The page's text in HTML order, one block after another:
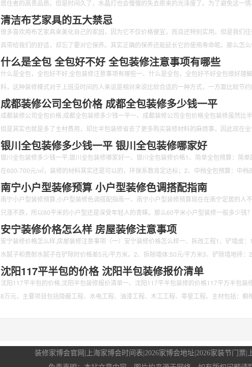
居住者的高贵品质。但是时间久了，水晶灯也会慢慢的失去原来的光泽度了。为了避免这一情
们应该对其定期的清洁。那么如何清洁水晶灯呢？又有哪些步骤呢？下面跟随小编一起来看一
清洁布艺家具的五大禁忌
很多喜欢用布艺家具来美化自己的家园，因为它不仅价格便宜，而且还特别实用。但是我们
具带给我们的舒适，却忘了要对它保养。其实正确的保养还能延长它的使用寿命呢。那么怎么
呢？又有哪些是要禁忌的呢？下面跟随小编一起来看一看吧。
什么是全包 全包好不好 全包装修注意事项有哪些
什么是全包，全包好不好,全包装修注意事项有哪些一、什么是全包，全包好不好全包很好理
料，这种装修模式对于上班没时间的人来说是相对来说比较合适的一种方式，一方面比较节约
面不用我们花
成都装修公司全包价格 成都全包装修多少钱一平
成都装修公司全包价格,成都全包装修多少钱一平一、成都装修公司全包价格全包装修虽然比半
但是其实也就是多了主材费用，却比半包装修省去了更多购买装修材料的麻烦事，因此现在全
也是愈来愈
银川全包装修多少钱一平 银川全包装修哪家好
银川全包装修多少钱一平,银川全包装修哪家好一、银川全包装修价格1、简单全包预算：简单
在600-700元/㎡，装修的材料其实还是可以的，环保系数肯定达标；2、中档全包预算：中档
南宁小户型装修预算 小户型装修色调搭配指南
南宁小户型装修预算,小户型装修色调搭配指南一、南宁小户型装修预算现在在南宁定居的人
只涨不跌，所以60平米的小户型还是深受年轻人的青睐。那么60平米小户型装修一般多少钱？
注意些
安宁装修价格怎么样 房屋装修注意事项
安宁装修价格怎么样,房屋装修注意事项（一）安宁装修价格怎么样一、拆改工程1、铲墙皮：
水腻子和费耐水腻子在铲除时价格差5元/平方米。2、拆除墙体:50元/平方米3、铲除墙地砖：
沈阳117平半包的价格 沈阳半包装修报价清单
沈阳117平半包的价格,沈阳半包装修报价清单一、沈阳117平半包装修的价格117平方半包装
8万元，主要项目包括隐蔽工程、水电工程、油漆工程、木工工程、零星工程。主材包括：橱
装修家博会官网 上海家博会时间表 2026家博会地址 2026家装节门票